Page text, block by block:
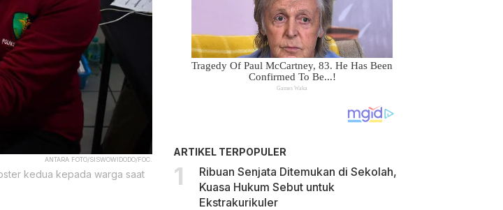
ANTARA FOTO/SISWOWIDODO/FOC.
kedua kepada warga saat
ARTIKEL TERPOPULER
Ribuan Senjata Ditemukan di Sekolah,
Kuasa Hukum Sebut untuk
Ekstrakurikuler